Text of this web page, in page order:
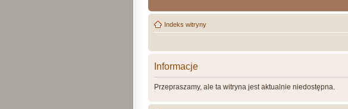
Indeks witryny
Informacje
Przepraszamy, ale ta witryna jest aktualnie niedostępna.